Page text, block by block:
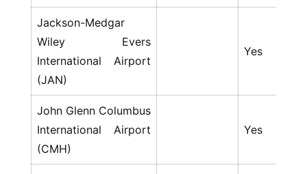
Jackson-Medgar
Wiley Evers
International Airport
(JAN)
Yes
John Glenn Columbus
International Airport
(CMH)
Yes